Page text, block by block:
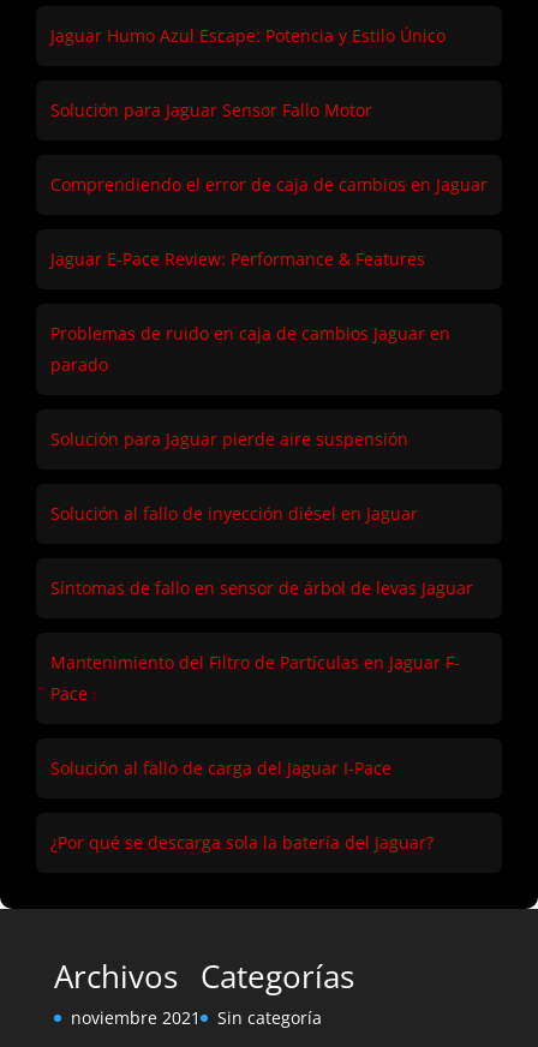
Jaguar Humo Azul Escape: Potencia y Estilo Único
Solución para Jaguar Sensor Fallo Motor
Comprendiendo el error de caja de cambios en Jaguar
Jaguar E-Pace Review: Performance & Features
Problemas de ruido en caja de cambios Jaguar en
parado
Solución para Jaguar pierde aire suspensión
Solución al fallo de inyección diésel en Jaguar
Síntomas de fallo en sensor de árbol de levas Jaguar
Mantenimiento del Filtro de Partículas en Jaguar F-
Pace
Solución al fallo de carga del Jaguar I-Pace
¿Por qué se descarga sola la batería del Jaguar?
Archivos
noviembre 2021
Categorías
Sin categoría